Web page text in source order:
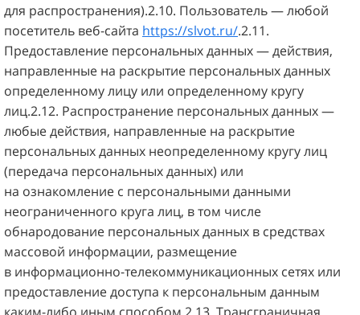
для распространения).2.10. Пользователь — любой
посетитель веб-сайта https://slvot.ru/.2.11.
Предоставление персональных данных — действия,
направленные на раскрытие персональных данных
определенному лицу или определенному кругу
лиц.2.12. Распространение персональных данных —
любые действия, направленные на раскрытие
персональных данных неопределенному кругу лиц
(передача персональных данных) или
на ознакомление с персональными данными
неограниченного круга лиц, в том числе
обнародование персональных данных в средствах
массовой информации, размещение
в информационно-телекоммуникационных сетях или
предоставление доступа к персональным данным